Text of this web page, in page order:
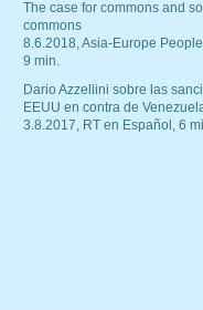
The case for commons and
commons
8.6.2018, Asia-Europe
9 min.
Dario Azzellini sobre las
EEUU en contra de
3.8.2017, RT en Español, 6